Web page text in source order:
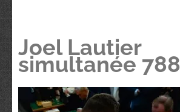
Joel Lautier
simultanée 788